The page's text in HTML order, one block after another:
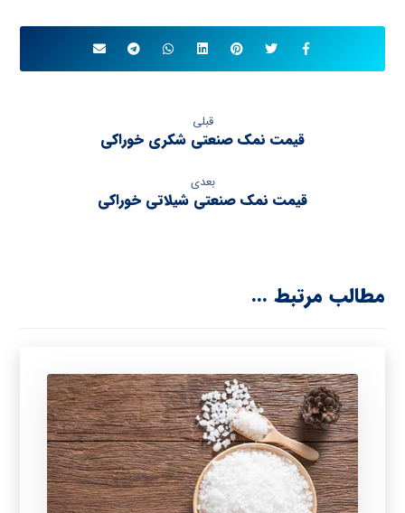
قبلی
قیمت نمک صنعتی شکری خوراکی
بعدی
قیمت نمک صنعتی شیلاتی خوراکی
مطالب مرتبط ...